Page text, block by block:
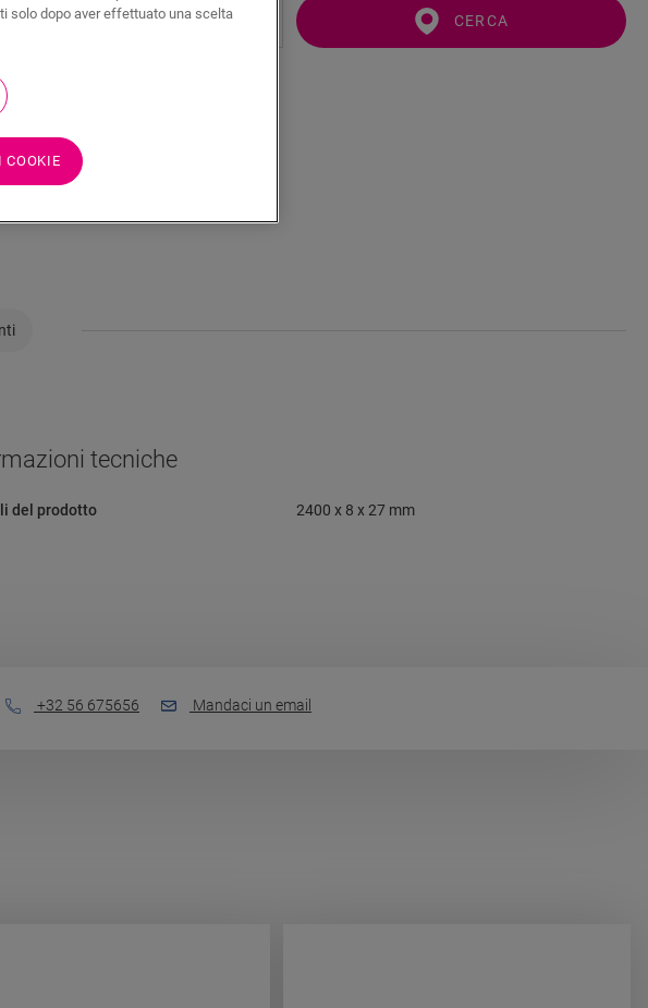
CERCA
tecniche
del prodotto 2400 x 8 x 27 mm
+32 56 675656 Mandaci un email
solo dopo aver effettuato una scelta
COOKIE